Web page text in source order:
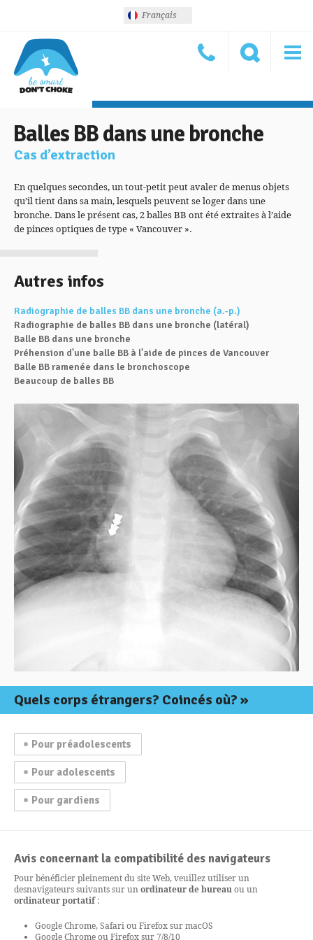
Français
Balles BB dans une bronche
Cas d’extraction
En quelques secondes, un tout-petit peut avaler de menus objets
qu’il tient dans sa main, lesquels peuvent se loger dans une
bronche. Dans le présent cas, 2 balles BB ont été extraites à l’aide
de pinces optiques de type « Vancouver ».
Autres infos
Radiographie de balles BB dans une bronche (a.-p.)
Radiographie de balles BB dans une bronche (latéral)
Balle BB dans une bronche
Préhension d'une balle BB à l'aide de pinces de Vancouver
Balle BB ramenée dans le bronchoscope
Beaucoup de balles BB
Quels corps étrangers? Coincés où?
Pour préadolescents
Pour adolescents
Pour gardiens
Avis concernant la compatibilité des navigateurs
Pour bénéficier pleinement du site Web, veuillez utiliser un
desnavigateurs suivants sur unordinateur de bureauou un
ordinateur portatif:
Google Chrome, Safari ou Firefox sur macOS
Google Chrome ou Firefox sur 7/8/10